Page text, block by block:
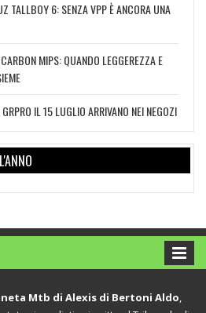
TALLBOY 6: SENZA VPP È ANCORA UNA
MIPS: QUANDO LEGGEREZZA E
IL 15 LUGLIO ARRIVANO NEI NEGOZI
Mtb di Alexis di Bertoni Aldo,